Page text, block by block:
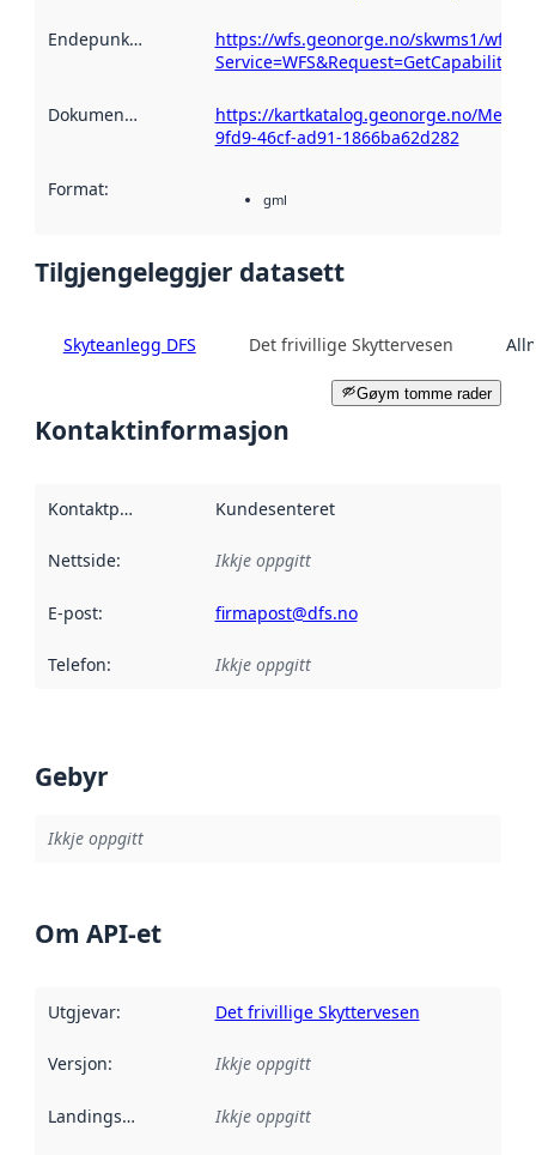
Endepunktskildring
https://wfs.geonorge.no/skwms1/
Service=WFS&Request=GetCapabilities
Dokumentasjon
https://kartkatalog.geonorge.no/
9fd9-46cf-ad91-1866ba62d282
Format: gml
Tilgjengeleggjer datasett
Skyteanlegg DFS Det frivillige Skyttervesen
Gøym tomme rader
Kontaktinformasjon
Kontaktpunkt Kundesenteret
Nettside: Ikkje oppgitt
E-post: firmapost@dfs.no
Telefon: Ikkje oppgitt
Gebyr
Ikkje oppgitt
Om API-et
Utgjevar: Det frivillige Skyttervesen
Versjon: Ikkje oppgitt
Landingsside Ikkje oppgitt